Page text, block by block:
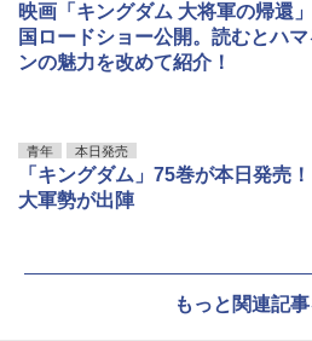
映画「キングダム 大将軍の帰還
国ロードショー公開。読むとハ
ンの魅力を改めて紹介！
青年 本日発売
「キングダム」75巻が本日発売
大軍勢が出陣
もっと関連記